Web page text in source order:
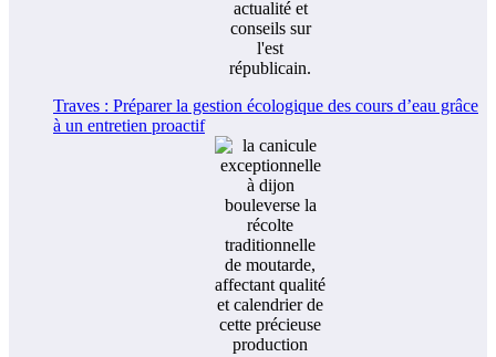
Traves : Préparer la gestion écologique des cours d’eau grâce
à un entretien proactif